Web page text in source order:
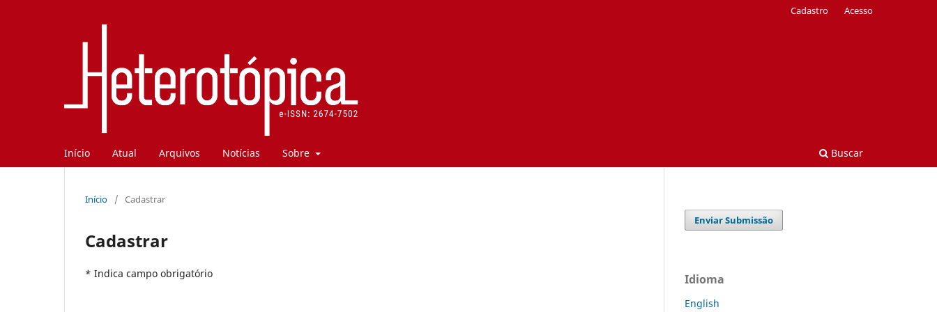
Início Atual Arquivos Notícias Sobre Buscar
Cadastro Acesso
Início / Cadastrar
Cadastrar
* Indica campo obrigatório
Enviar Submissão
Idioma
English